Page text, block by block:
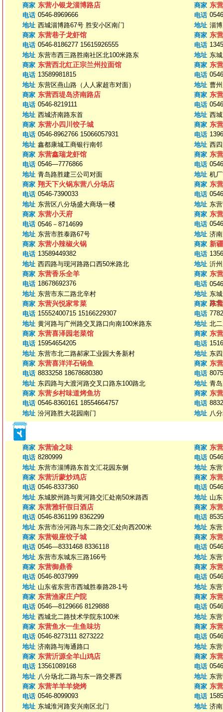
商家 东营小银龙淄博路店
电话 0546-8969666
地址 西城淄博路67号 胜安小区南门
商家 东
电话
地址 淄
商家 东营巷子龙虾馆
电话 0546-8186277 15615926555
地址 东营市西三路胜南社区北100米路东
商家 东
电话
地址 东
商家 东营西北红正宗兰州拉面馆
电话 13589981815
地址 东营区燕山路（人人家超市对面）
商家 东
电话
地址 曹
商家 东营西堤岛济南路店
电话 0546-8219111
地址 西城济南路东首
商家 东
电话
地址 西
商家 东营小四川饺子城
电话 0546-8962766 15066057931
地址 鑫都康城工商银行南邻
商家 东
电话
地址 西
商家 东营鑫瑞龙虾馆
电话 0546—7776866
地址 青岛路胜建三公司对面
商家 东
电话
地址 机
商家 翔天下火锅东营八分场店
电话 0546-7390033
地址 东营区八分场盛大商场一楼
商家 东
电话
地址 东
商家 东营小天府
电话 0546－8714699
地址 东营市胜泰路67号
商家 东
电话
地址 济
商家 东营小辣椒火锅
电话 13589449382
地址 西四路与现河路路口西50米路北
商家 新
电话
地址 沂
商家 东营香乐全羊
电话 18678692376
地址 东营市东二路北辛村
商家 东
电话
地址 东
路北
商家 东营兴悦家常菜
电话 15552400715 15166229307
地址 黄河路与广州路交叉路口向南100米路东
商家 东
电话
地址 北
商家 东营喜泽园老菜馆
电话 15954654205
地址 东营市北二路郝家工业园大务新村
商家 东
电话
地址 东
商家 东营喜洋洋石锅鱼
电话 8833258 18678680380
地址 东四路与大渡河路交叉口路东100路北
商家 东
电话
地址 青
商家 东营乡村味道烤鱼坊
电话 0546-8360161 18554664757
地址 汾河路胜大花园南门
商家 东
电话
地址 八
商家 东营渝之味
电话 8280999
地址 东营市淄博路东首文汇花园东侧
商家 东
电话
地址 东
商家 东营沂蒙炒鸡店
电话 0546-8337360
地址 东城胶州路与黄河路交汇处南50米路西
商家 东
电话
地址 山
商家 东营雅轩假日酒店
电话 0546-8361199 8362299
地址 东营市汾河路与东二路交汇处向西200米
商家 东
电话
地址 东
商家 东营银座饺子城
电话 0546—8331468 8336118
地址 东营市东城东三路166号
商家 东
电话
地址 东
商家 东营御鼎香
电话 0546-8037999
地址 山东省东营市西城胜泰路28-1号
商家 东
电话
地址 东
商家 东营渔家庄户院
电话 0546—8129666 8129888
地址 西城北二路技术学院东100米
商家 东
电话
地址 东
商家 东营鱼水一生鱼味坊
电话 0546-8273111 8273222
地址 济南路与海通路口
商家 东
电话
地址 东
商家 东营沂源全羊山鸡店
电话 13561089168
地址 八分场北二路与东一路交界西
商家 东
电话
地址 东
商家 东营羊羊羊烧烤
电话 0546-8099093
地址 东城淮河路安兴南区北门
商家 东
电话
地址 济